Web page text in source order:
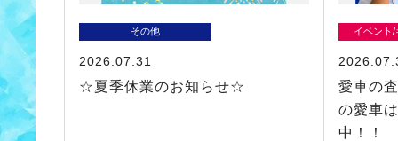
その他
2026.07.31
☆夏季休業のお知らせ☆
イベント
愛車の
の愛車
中！！